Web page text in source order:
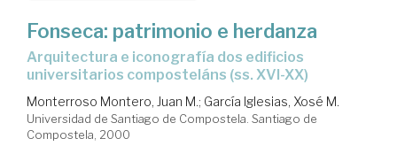
Fonseca: patrimonio e herdanza
arquitectura e iconografía dos edificios
universitarios composteláns (ss. XVI-XX)
Monterroso Montero, Juan M.; García Iglesias, Xosé M.
Universidad de Santiago de Compostela. Santiago de
Compostela, 2000